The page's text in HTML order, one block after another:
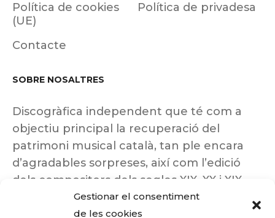
Gestionar el consentiment
de les cookies
Política de cookies
(UE)
Política de privadesa
Contacte
SOBRE NOSALTRES
Discogràfica independent que té com a
objectiu principal la recuperació del
patrimoni musical català, tan ple encara
d’agradables sorpreses, així com l’edició
dels compositors dels segles XIX, XX i XIX
insuficientment coneguts.